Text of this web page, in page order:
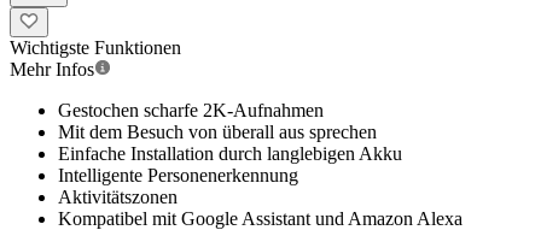
Wichtigste Funktionen
Mehr Infos
Gestochen scharfe 2K-Aufnahmen
Mit dem Besuch von überall aus sprechen
Einfache Installation durch langlebigen Akku
Intelligente Personenerkennung
Aktivitätszonen
Kompatibel mit Google Assistant und Amazon Alexa